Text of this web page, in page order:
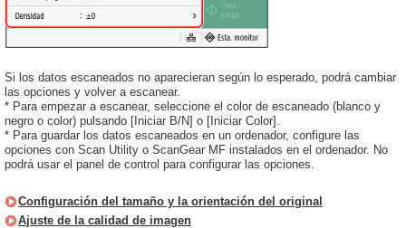
Si los datos escaneados no aparecieran según lo esperado, podrá cambiar
las opciones y volver a escanear.
* Para empezar a escanear, seleccione el color de escaneado (blanco y
negro o color) pulsando [Iniciar B/N] o [Iniciar Color].
* Para guardar los datos escaneados en un ordenador, configure las
opciones con Scan Utility o ScanGear MF instalados en el ordenador. No
podrá usar el panel de control para configurar las opciones.
Configuración del tamaño y la orientación del original
Ajuste de la calidad de imagen